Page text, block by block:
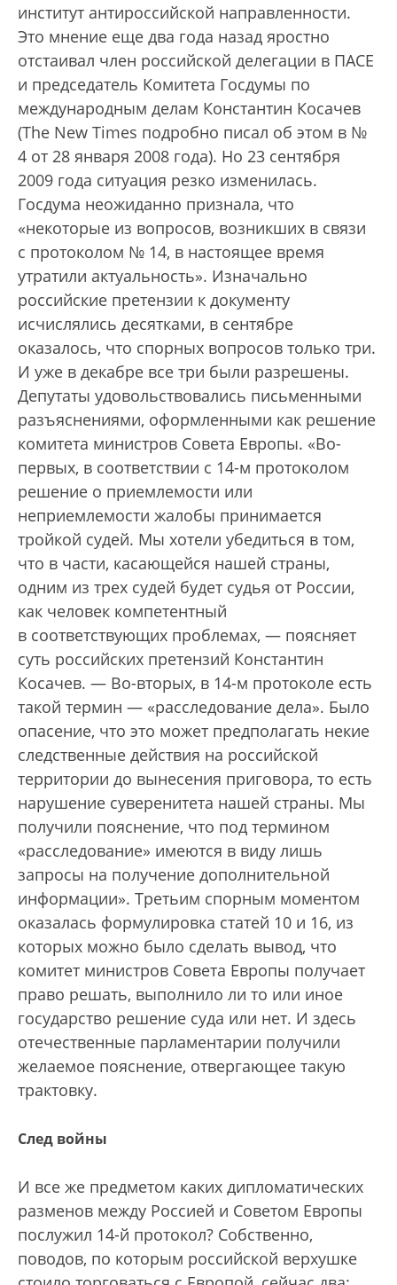
институт антироссийской направленности.
Это мнение еще два года назад яростно
отстаивал член российской делегации в ПАСЕ
и председатель Комитета Госдумы по
международным делам Константин Косачев
(The New Times подробно писал об этом в №
4 от 28 января 2008 года). Но 23 сентября
2009 года ситуация резко изменилась.
Госдума неожиданно признала, что
«некоторые из вопросов, возникших в связи
с протоколом № 14, в настоящее время
утратили актуальность». Изначально
российские претензии к документу
исчислялись десятками, в сентябре
оказалось, что спорных вопросов только три.
И уже в декабре все три были разрешены.
Депутаты удовольствовались письменными
разъяснениями, оформленными как решение
комитета министров Совета Европы. «Во-
первых, в соответствии с 14-м протоколом
решение о приемлемости или
неприемлемости жалобы принимается
тройкой судей. Мы хотели убедиться в том,
что в части, касающейся нашей страны,
одним из трех судей будет судья от России,
как человек компетентный
в соответствующих проблемах, — поясняет
суть российских претензий Константин
Косачев. — Во-вторых, в 14-м протоколе есть
такой термин — «расследование дела». Было
опасение, что это может предполагать некие
следственные действия на российской
территории до вынесения приговора, то есть
нарушение суверенитета нашей страны. Мы
получили пояснение, что под термином
«расследование» имеются в виду лишь
запросы на получение дополнительной
информации». Третьим спорным моментом
оказалась формулировка статей 10 и 16, из
которых можно было сделать вывод, что
комитет министров Совета Европы получает
право решать, выполнило ли то или иное
государство решение суда или нет. И здесь
отечественные парламентарии получили
желаемое пояснение, отвергающее такую
трактовку.
След войны
И все же предметом каких дипломатических
разменов между Россией и Советом Европы
послужил 14-й протокол? Собственно,
поводов, по которым российской верхушке